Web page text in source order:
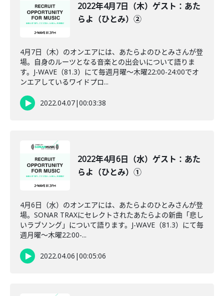
2022年4月7日（木）ゲスト：あた
らよ（ひとみ）②
4月7日（木）のオンエアには、あたらよのひとみさんが登
場。自身のルーツとなる音楽との出会いについて語りま
す。J-WAVE（81.3）にて毎週月曜～木曜22:00-24:00でオ
ンエアしているワイドプロ...
2022.04.07|00:03:38
2022年4月6日（水）ゲスト：あた
らよ（ひとみ）①
4月6日（水）のオンエアには、あたらよのひとみさんが登
場。SONAR TRAXにセレクトされたあたらよの新曲「悲し
いラブソング」について語ります。J-WAVE（81.3）にて毎
週月曜～木曜22:00-...
2022.04.06 |00:05:06